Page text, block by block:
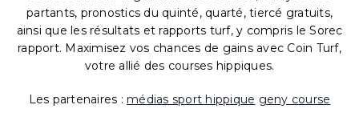
partants, pronostics du quinté, quarté, tiercé gratuits,
ainsi que les résultats et rapports turf, y compris le Sorec
rapport. Maximisez vos chances de gains avec Coin Turf,
votre allié des courses hippiques.
Les partenaires : médias sport hippique geny course